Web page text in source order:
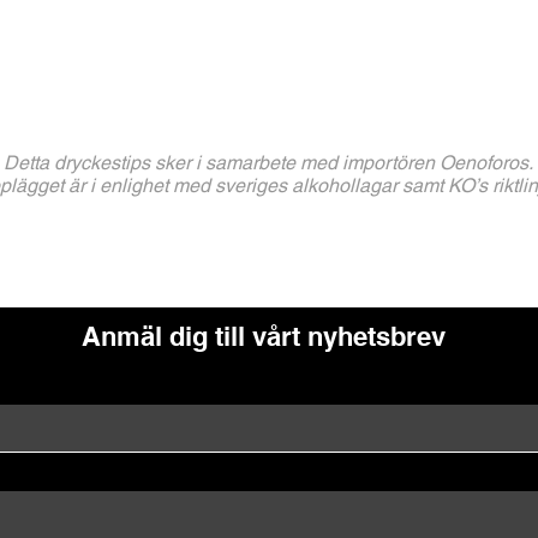
Detta dryckestips sker i samarbete med importören Oenoforos.
är i enlighet med sveriges alkohollagar samt KO’s
Anmäl dig till vårt nyhetsbrev